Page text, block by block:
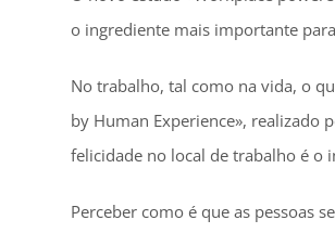
o ingrediente mais importante
No trabalho, tal como na vida, o
by Human Experience», realizado
felicidade no local de trabalho é o
Perceber como é que as pessoas